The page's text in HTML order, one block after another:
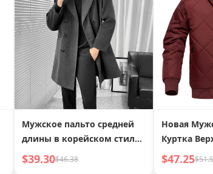
Мужское пальто средней
длины в корейском стиле,
однотонное, весна/осень,
до колена, шерстяное
$39.30$46.38
Новая
Куртка
$47.25